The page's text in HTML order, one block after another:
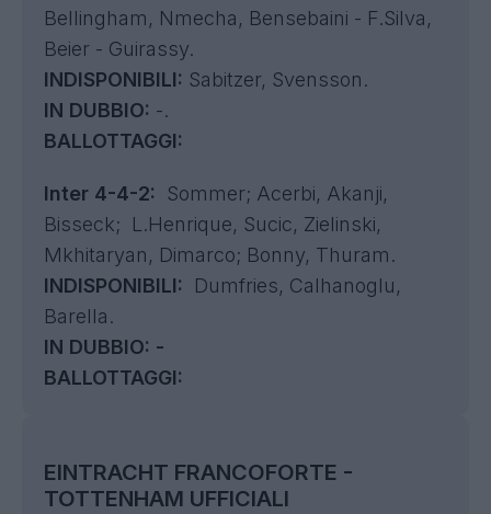
Bellingham, Nmecha, Bensebaini - F.Silva,
Beier - Guirassy.
INDISPONIBILI: Sabitzer, Svensson.
IN DUBBIO: -.
BALLOTTAGGI:
Inter 4-4-2:
Sommer; Acerbi, Akanji,
Bisseck; L.Henrique, Sucic, Zielinski,
Mkhitaryan, Dimarco; Bonny, Thuram.
INDISPONIBILI:
Dumfries, Calhanoglu,
Barella.
IN DUBBIO: -
BALLOTTAGGI:
EINTRACHT FRANCOFORTE -
TOTTENHAM UFFICIALI